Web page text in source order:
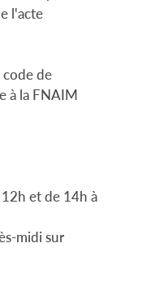
l'acte
code de
à la FNAIM
et de 14h à
midi sur